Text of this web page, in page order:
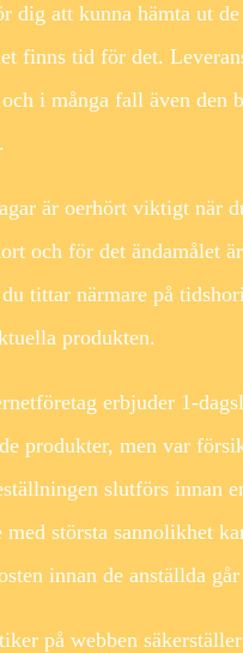
dig att kunna hämta ut
finns tid för det.
och i många fall även den
är oerhört viktigt när
och för det ändamålet
tittar närmare på
produkten.
erbjuder 1-
produkter, men var
slutförs innan
största sannolikhet
innan de anställda går
på webben